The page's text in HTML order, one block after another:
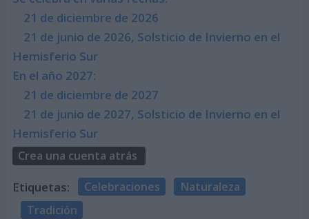
21 de diciembre de 2026
21 de junio de 2026, Solsticio de Invierno en el
Hemisferio Sur
En el año 2027:
21 de diciembre de 2027
21 de junio de 2027, Solsticio de Invierno en el
Hemisferio Sur
Crea una cuenta atrás
Etiquetas: Celebraciones
Naturaleza
Tradición